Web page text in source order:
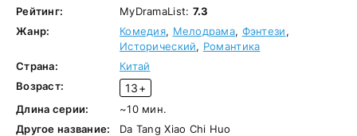
Рейтинг:
MyDramaList: 7.3
Жанр:
Комедия, Мелодрама, Фэнтези,
Исторический, Романтика
Страна:
Китай
Возраст:
13+
Длина серии:
~10 мин.
Другое название:
Da Tang Xiao Chi Huo